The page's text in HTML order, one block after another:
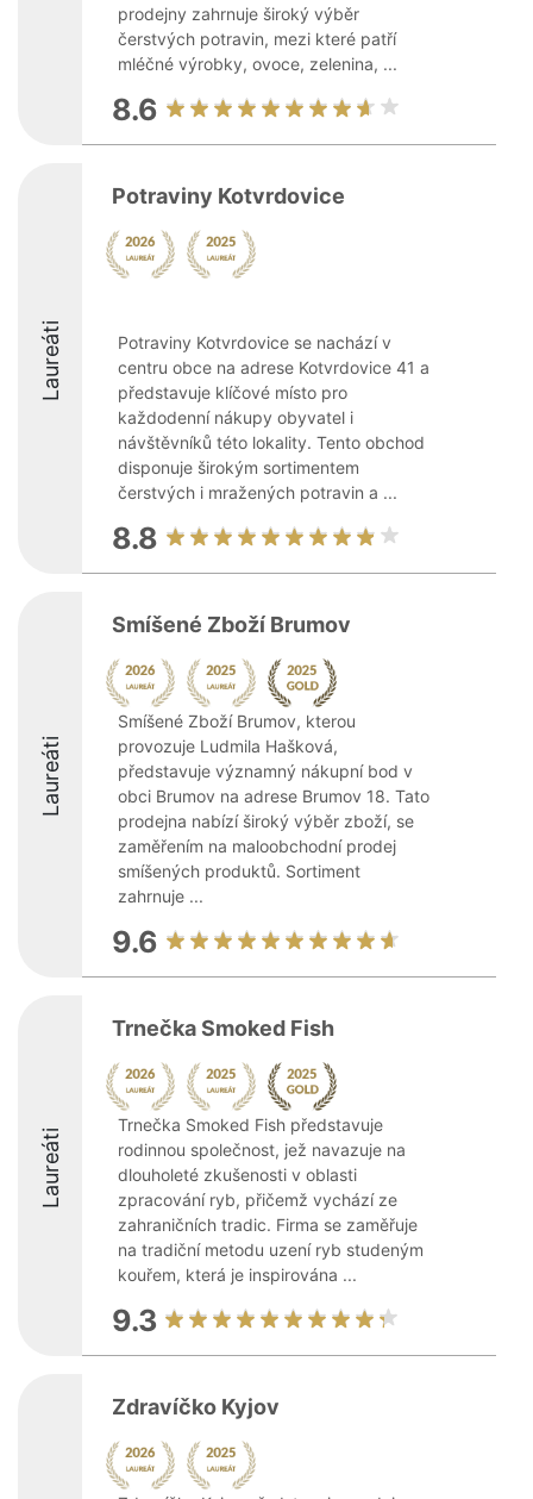
prodejny zahrnuje široký výběr
čerstvých potravin, mezi které patří
mléčné výrobky, ovoce, zelenina, ...
8.6
Laureáti
Potraviny Kotvrdovice
Potraviny Kotvrdovice se nachází v
centru obce na adrese Kotvrdovice 41 a
představuje klíčové místo pro
každodenní nákupy obyvatel i
návštěvníků této lokality. Tento obchod
disponuje širokým sortimentem
čerstvých i mražených potravin a ...
8.8
Laureáti
Smíšené Zboží Brumov
Smíšené Zboží Brumov, kterou
provozuje Ludmila Hašková,
představuje významný nákupní bod v
obci Brumov na adrese Brumov 18. Tato
prodejna nabízí široký výběr zboží, se
zaměřením na maloobchodní prodej
smíšených produktů. Sortiment
zahrnuje ...
9.6
Laureáti
Trnečka Smoked Fish
Trnečka Smoked Fish představuje
rodinnou společnost, jež navazuje na
dlouholeté zkušenosti v oblasti
zpracování ryb, přičemž vychází ze
zahraničních tradic. Firma se zaměřuje
na tradiční metodu uzení ryb studeným
kouřem, která je inspirována ...
9.3
Zdravíčko Kyjov